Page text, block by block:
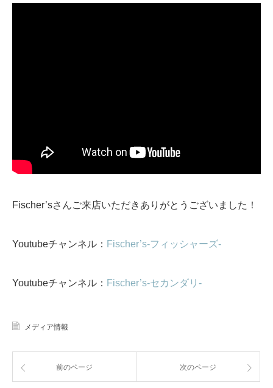
Fischer’sさんご来店いただきありがとうございました！
Youtubeチャンネル： Fischer’s-フィッシャーズ-
Youtubeチャンネル： Fischer’s-セカンダリ-
メディア情報
前のページ 次のページ